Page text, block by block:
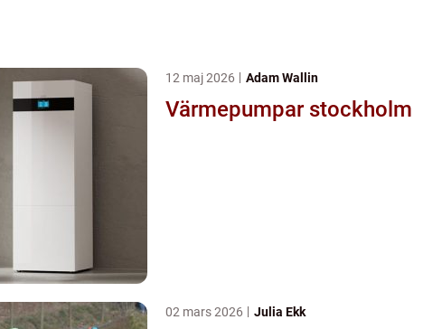
12 maj 2026 Adam Wallin
Värmepumpar stockholm
02 mars 2026 Julia Ekk